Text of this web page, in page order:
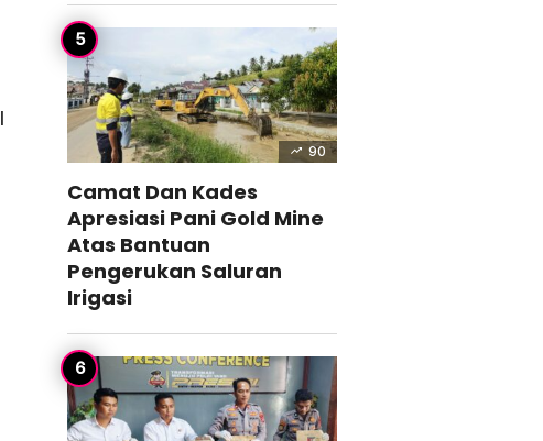
90
Camat Dan Kades
Apresiasi Pani Gold Mine
Atas Bantuan
Pengerukan Saluran
Irigasi